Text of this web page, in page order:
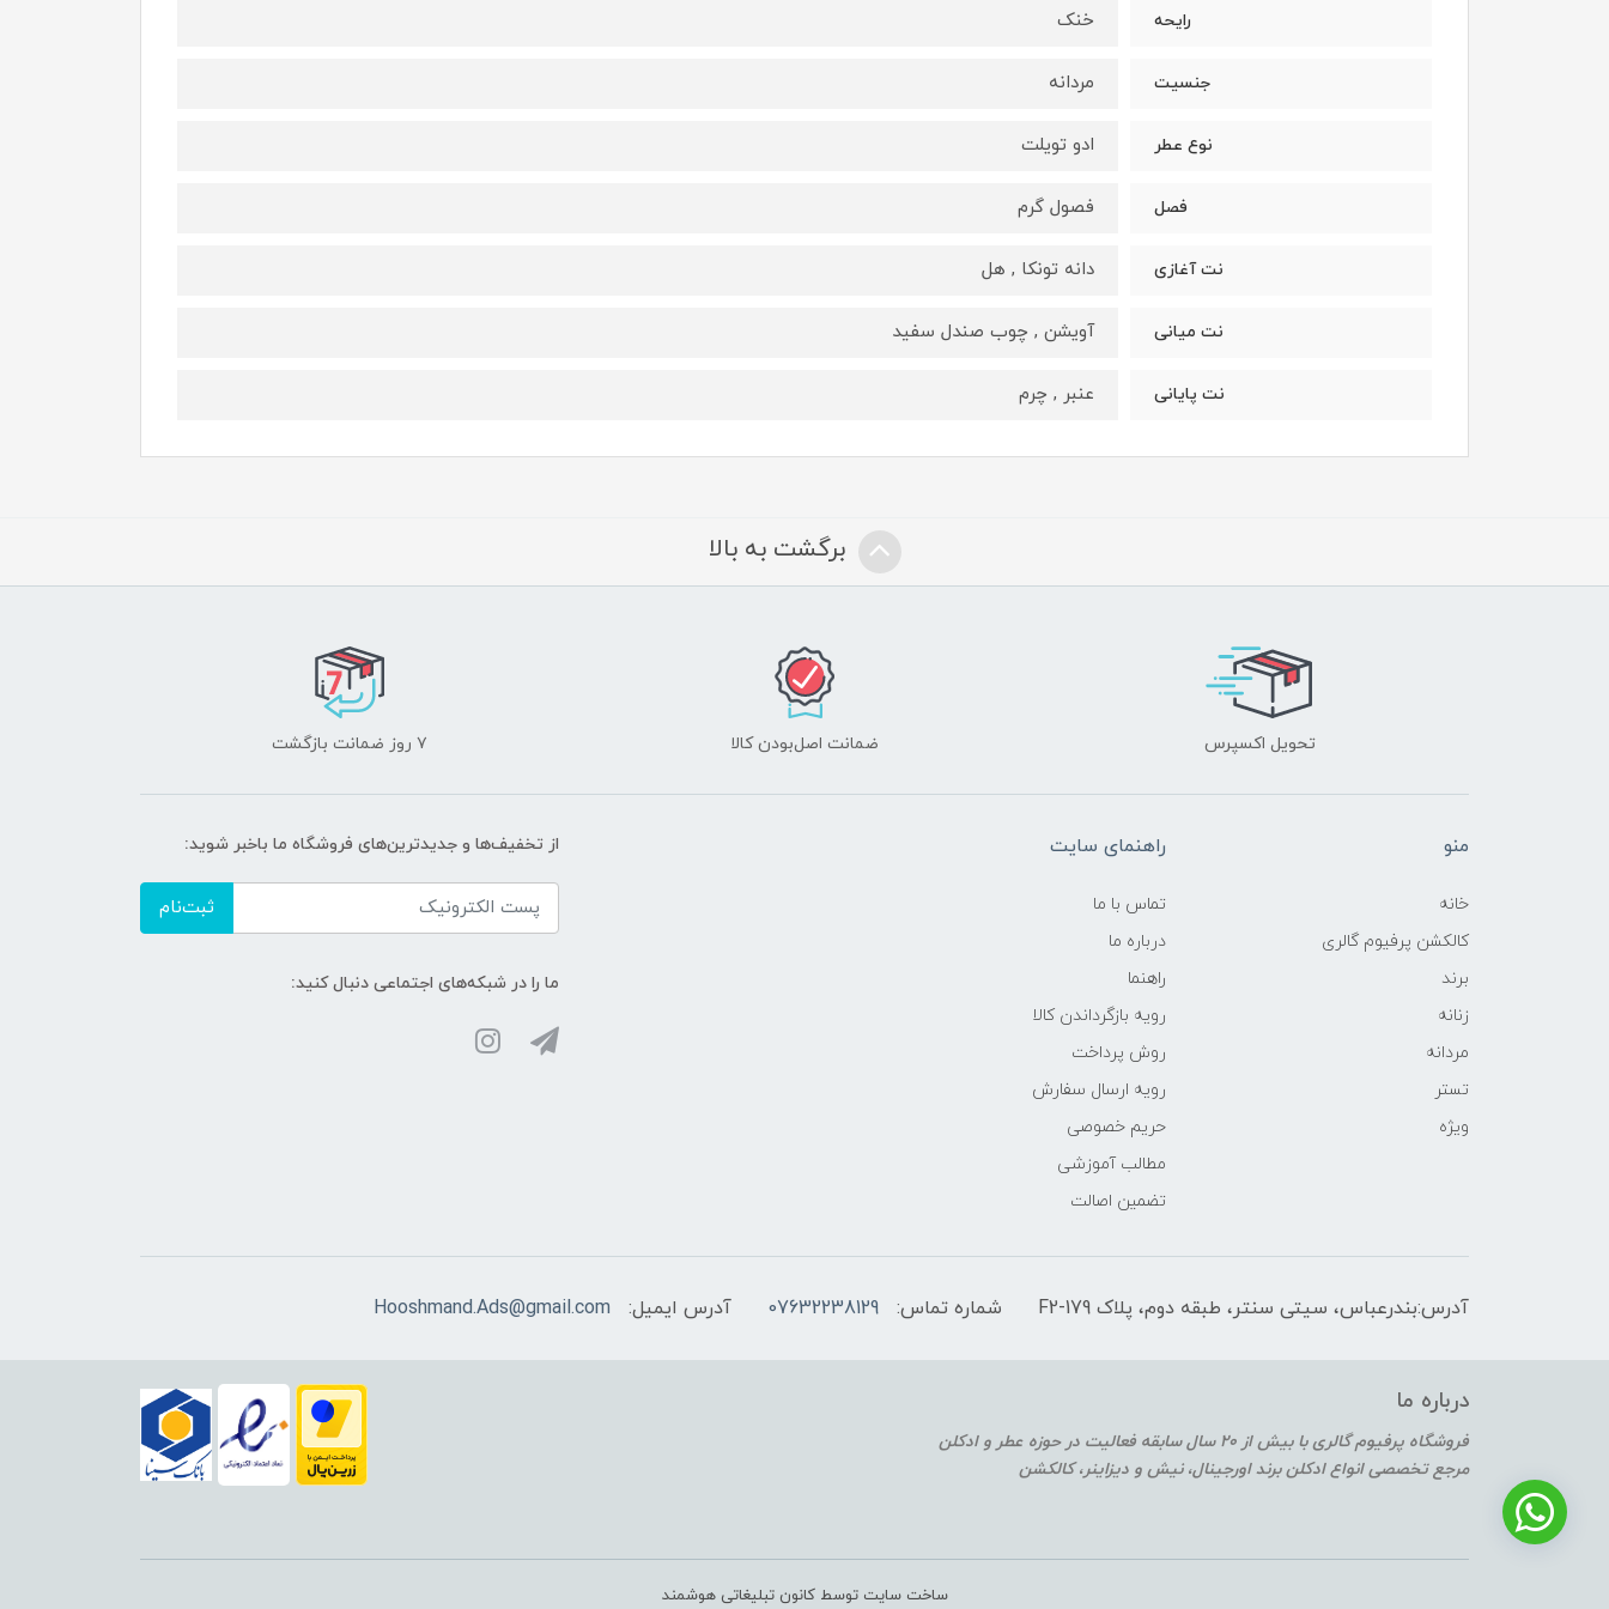
رایحه خنک
جنسیت مردانه
نوع عطر ادو تویلت
فصل فصول گرم
نت آغازی دانه تونکا , هل
نت میانی آویشن , چوب صندل سفید
نت پایانی عنبر , چرم
برگشت به بالا
تحویل اکسپرس ضمانت اصل‌بودن کالا ۷ روز ضمانت بازگشت
منو
خانه
کالکشن پرفیوم گالری
برند
زنانه
مردانه
تستر
ویژه
راهنمای سایت
تماس با ما
درباره ما
راهنما
رویه‌ بازگرداندن کالا
روش پرداخت
رویه ارسال سفارش
حریم خصوصی
مطالب آموزشی
تضمین اصالت
از تخفیف‌ها و جدیدترین‌های فروشگاه ما باخبر شوید:
ثبت‌نام
ما را در شبکه‌های اجتماعی دنبال کنید:
آدرس:بندرعباس، سیتی سنتر، طبقه دوم، پلاک F2-179 شماره تماس: 07632238129 آدرس ایمیل: Hooshmand.Ads@gmail.com
درباره ما
فروشگاه پرفیوم گالری با بیش از 20 سال سابقه فعالیت در حوزه عطر و ادکلن
مرجع تخصصی انواع ادکلن برند اورجینال، نیش و دیزاینر، کالکشن
ساخت سایت توسط کانون تبلیغاتی هوشمند